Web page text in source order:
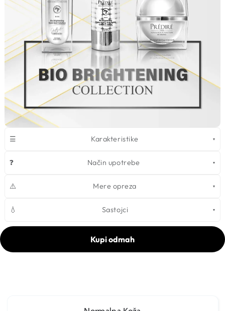
☰ Karakteristike
❓ Način upotrebe
⚠️ Mere opreza
💧 Sastojci
Kupi odmah